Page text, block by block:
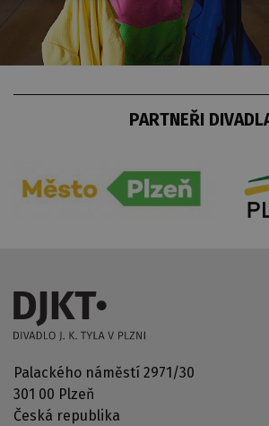
PARTNEŘI
Palackého náměstí 2971/30
301 00 Plzeň
Česká republika